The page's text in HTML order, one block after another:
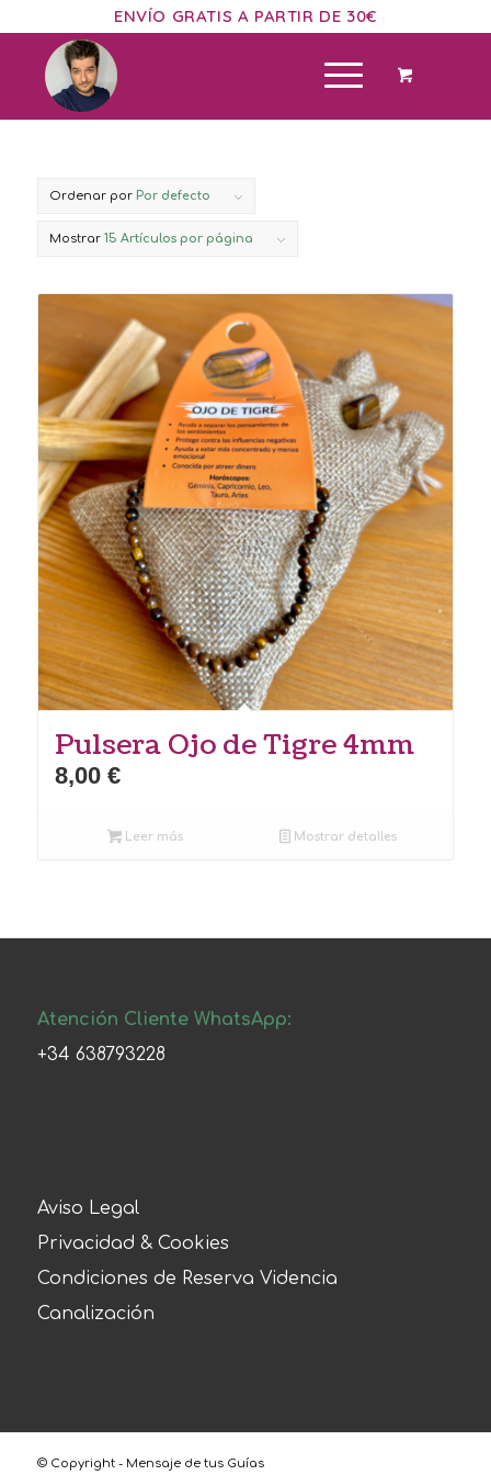
ENVÍO GRATIS A PARTIR DE 30€
Ordenar por Por defecto
Mostrar 15 Artículos por página
Pulsera Ojo de Tigre 4mm
8,00 €
Leer más Mostrar detalles
Atención Cliente WhatsApp:
+34 638793228
Aviso Legal
Privacidad & Cookies
Condiciones de Reserva Videncia
Canalización
© Copyright - Mensaje de tus Guías